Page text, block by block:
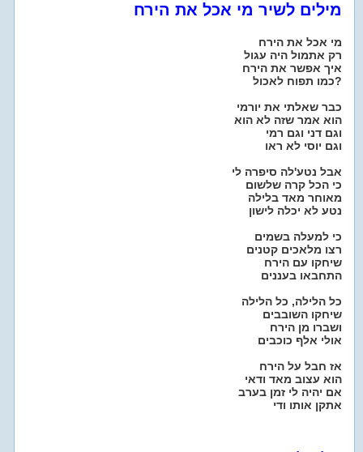
מילים לשיר מי אכל את הירח
מי אכל את הירח
רק אתמול היה עגול
איך אפשר את הירח
כמו תפוח לאכול?
כבר שאלתי את יורמי
הוא אמר שזה לא הוא
וגם דני וגם רמי
וגם יוסי לא ראו
אבל נטע'לה סיפרה לי
כי הכל קרה שלשום
מאוחר מאד בלילה
נטע לא יכלה לישון
כי למעלה בשמים
רצו מלאכים קטנים
שיחקו עם הירח
התחבאו בעננים
כל הלילה, כל הלילה
שיחקו השובבים
ושברו מן הירח
אולי אלף כוכבים
אז חבל על הירח
הוא עצוב מאד ודאי
אם יהיה לי זמן בערב
אתקן אותו ודי